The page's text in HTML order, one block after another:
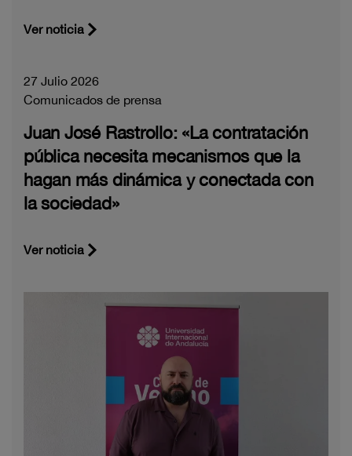
Ver noticia
27 Julio 2026
Comunicados de prensa
Juan José Rastrollo: «La contratación
pública necesita mecanismos que la
hagan más dinámica y conectada con
la sociedad»
Ver noticia